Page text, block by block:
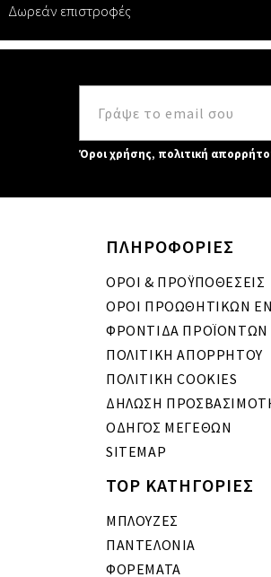
Δωρεάν επιστροφές
Όροι χρήσης, πολιτική
ΠΛΗΡΟΦΟΡΙΕΣ
ΟΡΟΙ & ΠΡΟΫΠΟΘΕΣΕΙΣ
ΟΡΟΙ ΠΡΟΩΘΗΤΙΚΩΝ
ΦΡΟΝΤΙΔΑ ΠΡΟΪΟΝΤΩΝ
ΠΟΛΙΤΙΚΗ ΑΠΟΡΡΗΤΟΥ
ΠΟΛΙΤΙΚΗ COOKIES
ΔΗΛΩΣΗ
ΟΔΗΓΟΣ ΜΕΓΕΘΩΝ
SITEMAP
TOP ΚΑΤΗΓΟΡΙΕΣ
ΜΠΛΟΥΖΕΣ
ΠΑΝΤΕΛΟΝΙΑ
ΦΟΡΕΜΑΤΑ